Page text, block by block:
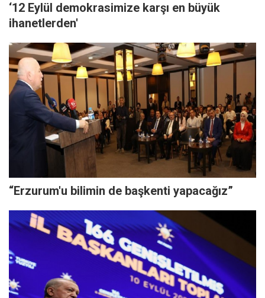
‘12 Eylül demokrasimize karşı en büyük
ihanetlerden'
“Erzurum'u bilimin de başkenti yapacağız”